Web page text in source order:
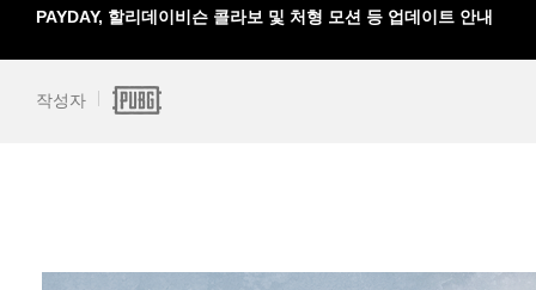
PAYDAY, 할리데이비슨 콜라보 및 처형 모션 등 업데이트 안내
작성자